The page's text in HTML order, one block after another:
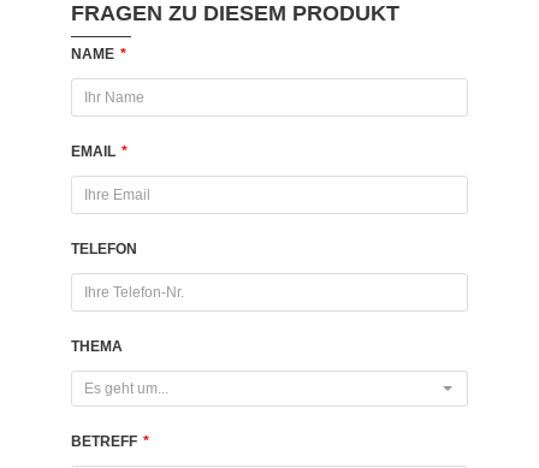
FRAGEN ZU DIESEM PRODUKT
NAME *
EMAIL *
TELEFON
THEMA
Es geht um...
BETREFF *